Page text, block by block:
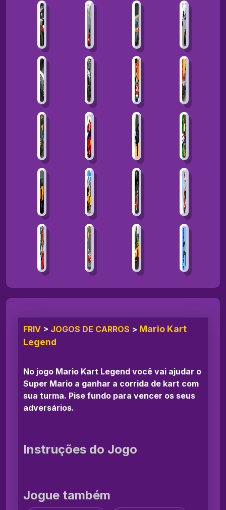
FRIV > JOGOS DE CARROS > Mario Kart
Legend
No jogo Mario Kart Legend você vai ajudar o
Super Mario a ganhar a corrida de kart com
sua turma. Pise fundo para vencer os seus
adversários.
Instruções do Jogo
Jogue também